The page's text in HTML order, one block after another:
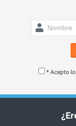
* Acepto